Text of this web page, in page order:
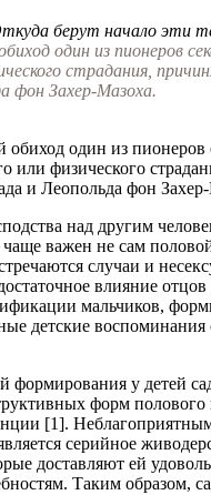
берут начало эти
один из
страдания,
фон Захер-Мазоха.
обиход один из
или физического
и Леопольда фон
над другим
важен не сам
случаи и
влияние
мальчиков,
детские
формирования у детей
форм
[1].
серийное
доставляют ей
Таким образом,